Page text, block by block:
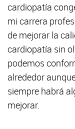
cardiopatía
mi carrera
de mejorar la
cardiopatía sin
podemos
alrededor
siempre habrá
mejorar.